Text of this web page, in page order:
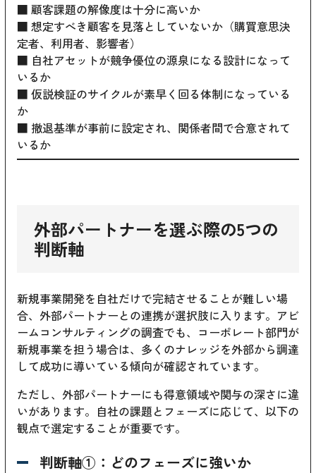
■ 顧客課題の解像度は十分に高いか
■ 想定すべき顧客を見落としていないか（購買意思決
定者、利用者、影響者）
■ 自社アセットが競争優位の源泉になる設計になって
いるか
■ 仮説検証のサイクルが素早く回る体制になっている
か
■ 撤退基準が事前に設定され、関係者間で合意されて
いるか
外部パートナーを選ぶ際の5つの
判断軸
新規事業開発を自社だけで完結させることが難しい場
合、外部パートナーとの連携が選択肢に入ります。アビ
ームコンサルティングの調査でも、コーポレート部門が
新規事業を担う場合は、多くのナレッジを外部から調達
して成功に導いている傾向が確認されています。
ただし、外部パートナーにも得意領域や関与の深さに違
いがあります。自社の課題とフェーズに応じて、以下の
観点で選定することが重要です。
判断軸①：どのフェーズに強いか